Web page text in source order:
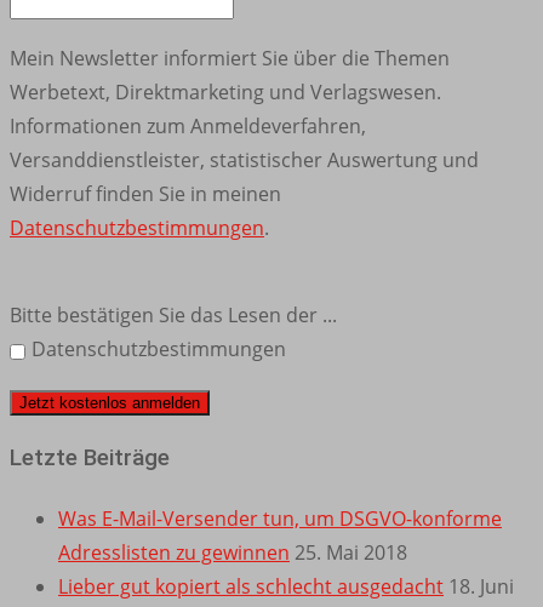
Mein Newsletter informiert Sie über die Themen
Werbetext, Direktmarketing und Verlagswesen.
Informationen zum Anmeldeverfahren,
Versanddienstleister, statistischer Auswertung und
Widerruf finden Sie in meinen
Datenschutzbestimmungen.
Bitte bestätigen Sie das Lesen der ...
Datenschutzbestimmungen
Letzte Beiträge
Was E-Mail-Versender tun, um DSGVO-konforme
Adresslisten zu gewinnen 25. Mai 2018
Lieber gut kopiert als schlecht ausgedacht 18. Juni